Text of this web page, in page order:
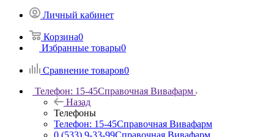
Личный кабинет
Корзина0
Избранные товары0
Сравнение товаров0
Телефон: 15-45Справочная Вивафарм
Назад
Телефоны
Телефон: 15-45Справочная Вивафарм
0 (533) 9-33-99Справочная Вивафарм